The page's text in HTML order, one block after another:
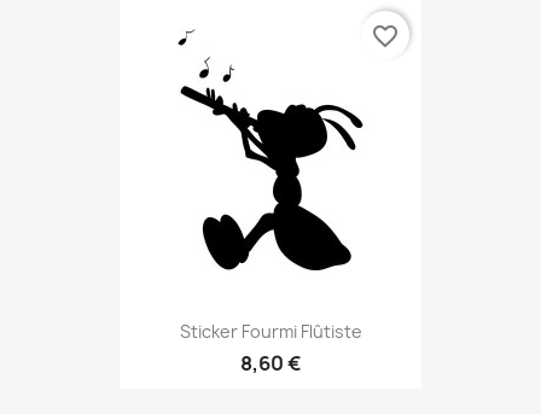
Sticker Fourmi Flûtiste
8,60 €
favorite_border